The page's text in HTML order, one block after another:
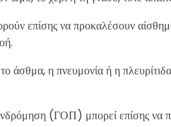
επίσης να προκαλέσουν
άσθμα, η πνευμονία ή η
(ΓΟΠ) μπορεί επίσης να